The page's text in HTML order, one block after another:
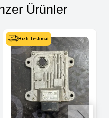
Ürünler
Hızlı Teslimat